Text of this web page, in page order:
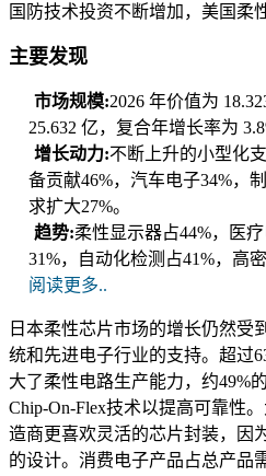
国防技术投资不断增加，美国柔
主要发现
市场规模:2026 年价值为
25.632 亿，复合年增长率为
增长动力:不断上升的小型化
备贡献46%，汽车电子34%，
求扩大27%。
趋势:柔性显示器占44%，医
31%，自动化检测占41%，高
阅读更多..
日本柔性芯片市场的增长仍然受
统和先进电子行​​业的支持。超过
大了柔性电路生产能力，约49%
Chip-On-Flex技术以提高可靠性
造商更喜欢灵活的芯片封装，因
的设计。消费电子产品占总产品